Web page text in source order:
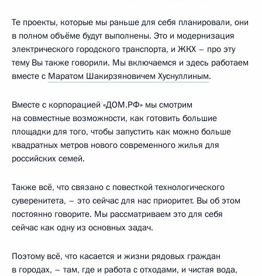
Те проекты, которые мы раньше для себя планировали, они
в полном объёме будут выполнены. Это и модернизация
электрического городского транспорта, и ЖКХ – про эту
тему Вы также говорили. Мы включаемся и здесь работаем
вместе с Маратом Шакирзяновичем Хуснуллиным.
Вместе с корпорацией «ДОМ.РФ» мы смотрим
на совместные возможности, как готовить большие
площадки для того, чтобы запустить как можно больше
квадратных метров нового современного жилья для
российских семей.
Также всё, что связано с повесткой технологического
суверенитета, – это сейчас для нас приоритет. Вы об этом
постоянно говорите. Мы рассматриваем это для себя
сейчас как одну из основных задач.
Поэтому всё, что касается и жизни рядовых граждан
в городах, – там, где и работа с отходами, и чистая вода,